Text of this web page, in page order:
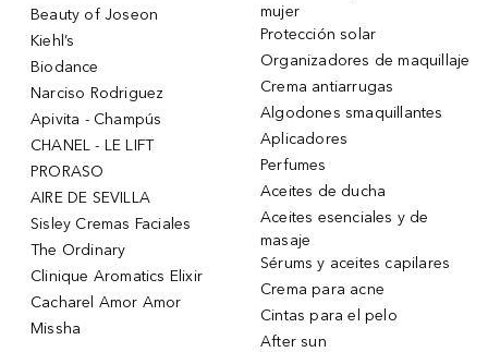
Beauty of Joseon
Kiehl’s
Biodance
Narciso Rodriguez
Apivita - Champús
CHANEL - LE LIFT
PRORASO
AIRE DE SEVILLA
Sisley Cremas Faciales
The Ordinary
Clinique Aromatics Elixir
Cacharel Amor Amor
Missha
mujer
Protección solar
Organizadores de maquillaje
Crema antiarrugas
Algodones smaquillantes
Aplicadores
Perfumes
Aceites de ducha
Aceites esenciales y de
masaje
Sérums y aceites capilares
Crema para acne
Cintas para el pelo
After sun